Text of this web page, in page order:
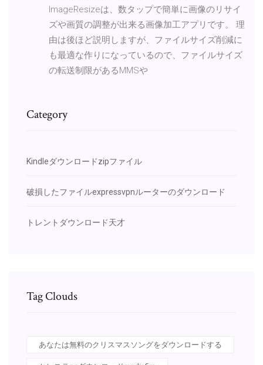
ImageResizeは、数タップで簡単に画像のリサイ
ズや画質の調整が出来る画像加工アプリです。 理
由は後ほど説明しますが、ファイルサイズ削減に
も最適な作りになっているので、ファイルサイズ
の転送制限があるMMSや
Category
Kindleダウンロードzipファイル
破損したファイルexpressvpnルーターのダウンロード
トレントダウンロード天才
Tag Clouds
あなたは無料のクリスマスソングをダウンロードする